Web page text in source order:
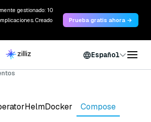
gestionado: 10
Creado
Prueba gratis ahora →
Español
Compose